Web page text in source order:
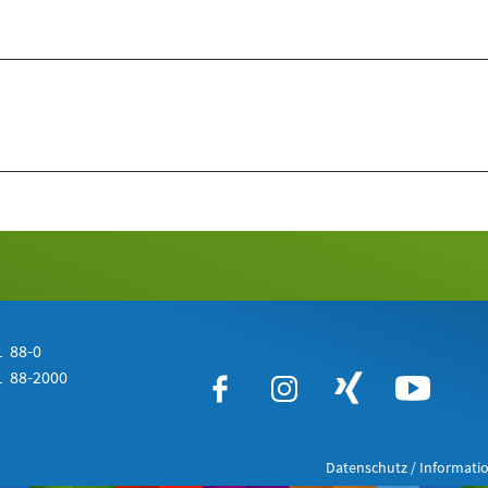
88-0
88-2000
Datenschutz /